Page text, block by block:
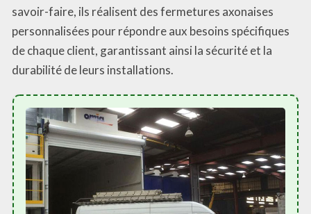
savoir-faire, ils réalisent des fermetures axonaises
personnalisées pour répondre aux besoins spécifiques
de chaque client, garantissant ainsi la sécurité et la
durabilité de leurs installations.